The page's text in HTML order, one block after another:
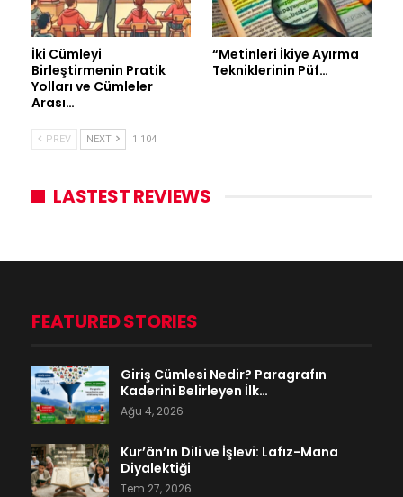
İki Cümleyi
Birleştirmenin Pratik
Yolları ve Cümleler
Arası…
“Metinleri İkiye Ayırma
Tekniklerinin Püf…
PREV NEXT 1 104
LASTEST REVIEWS
FEATURED STORIES
Giriş Cümlesi Nedir? Paragrafın
Kaderini Belirleyen İlk…
Ağu 4, 2026
Kur’ân’ın Dili ve İşlevi: Lafız-Mana
Diyalektiği
Tem 27, 2026